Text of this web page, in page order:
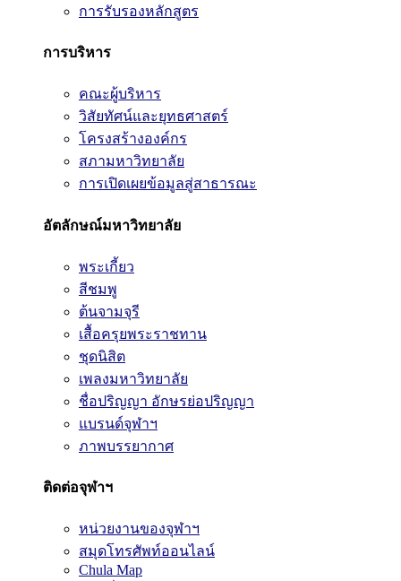
การรับรองหลักสูตร
การบริหาร
คณะผู้บริหาร
วิสัยทัศน์และยุทธศาสตร์
โครงสร้างองค์กร
สภามหาวิทยาลัย
การเปิดเผยข้อมูลสู่สาธารณะ
อัตลักษณ์มหาวิทยาลัย
พระเกี้ยว
สีชมพู
ต้นจามจุรี
เสื้อครุยพระราชทาน
ชุดนิสิต
เพลงมหาวิทยาลัย
ชื่อปริญญา อักษรย่อปริญญา
แบรนด์จุฬาฯ
ภาพบรรยากาศ
ติดต่อจุฬาฯ
หน่วยงานของจุฬาฯ
สมุดโทรศัพท์ออนไลน์
Chula Map